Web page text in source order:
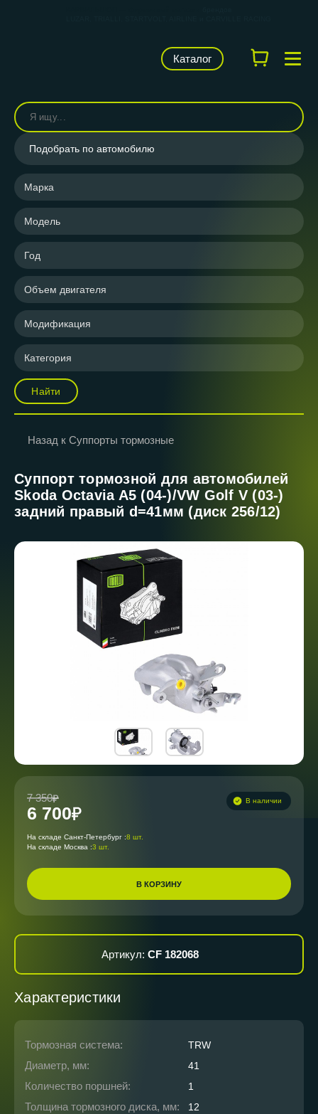
Каталог
Подобрать по автомобилю
Марка
Модель
Год
Объем двигателя
Модификация
Категория
Найти
Назад к Суппорты тормозные
Суппорт тормозной для автомобилей
Skoda Octavia A5 (04-)/VW Golf V (03-)
задний правый d=41мм (диск 256/12)
7 350
6 700
В наличии
На складе Санкт-Петербург :8 шт.
На складе Москва :3 шт.
В КОРЗИНУ
Артикул:CF 182068
Характеристики
Тормозная система: TRW
Диаметр, мм: 41
Количество поршней: 1
Толщина тормозного диска, мм: 12